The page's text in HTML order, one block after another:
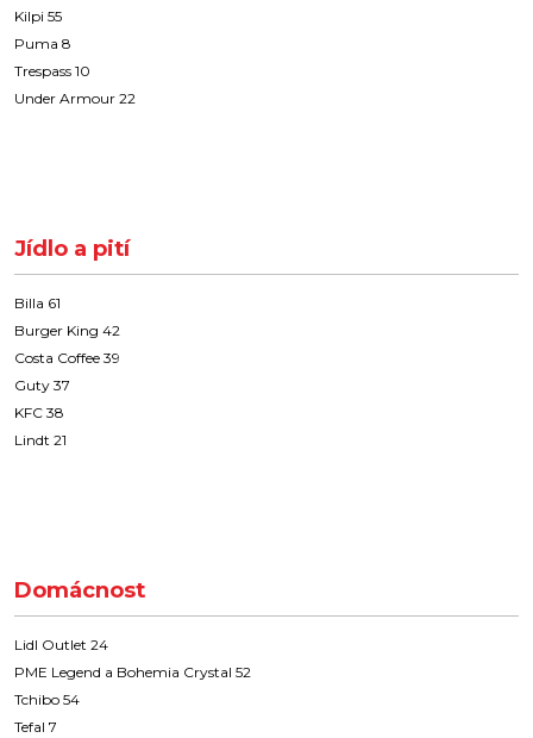
Kilpi 55
Puma 8
Trespass 10
Under Armour 22
Jídlo a pití
Billa 61
Burger King 42
Costa Coffee 39
Guty 37
KFC 38
Lindt 21
Domácnost
Lidl Outlet 24
PME Legend a Bohemia Crystal 52
Tchibo 54
Tefal 7